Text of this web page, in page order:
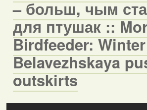
– больш, чым
для птушак ::
Birdfeeder:
Belavezhskaya
outskirts